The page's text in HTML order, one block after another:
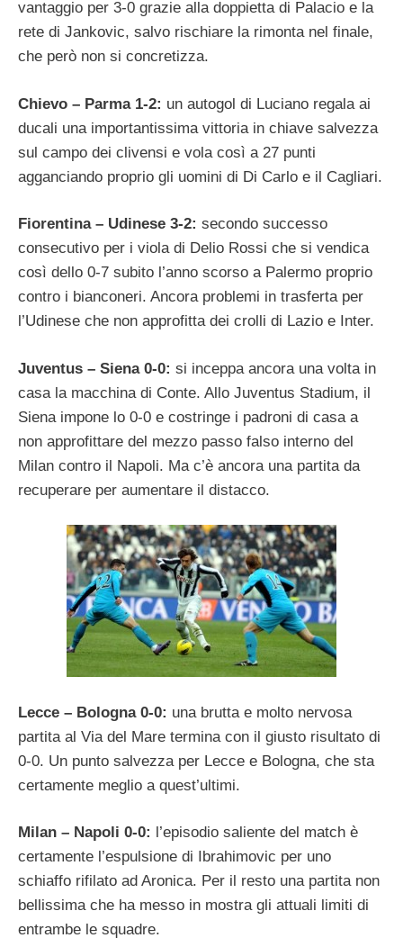
vantaggio per 3-0 grazie alla doppietta di Palacio e la
rete di Jankovic, salvo rischiare la rimonta nel finale,
che però non si concretizza.
Chievo – Parma 1-2: un autogol di Luciano regala ai
ducali una importantissima vittoria in chiave salvezza
sul campo dei clivensi e vola così a 27 punti
agganciando proprio gli uomini di Di Carlo e il Cagliari.
Fiorentina – Udinese 3-2: secondo successo
consecutivo per i viola di Delio Rossi che si vendica
così dello 0-7 subito l’anno scorso a Palermo proprio
contro i bianconeri. Ancora problemi in trasferta per
l’Udinese che non approfitta dei crolli di Lazio e Inter.
Juventus – Siena 0-0: si inceppa ancora una volta in
casa la macchina di Conte. Allo Juventus Stadium, il
Siena impone lo 0-0 e costringe i padroni di casa a
non approfittare del mezzo passo falso interno del
Milan contro il Napoli. Ma c’è ancora una partita da
recuperare per aumentare il distacco.
Lecce – Bologna 0-0: una brutta e molto nervosa
partita al Via del Mare termina con il giusto risultato di
0-0. Un punto salvezza per Lecce e Bologna, che sta
certamente meglio a quest’ultimi.
Milan – Napoli 0-0: l’episodio saliente del match è
certamente l’espulsione di Ibrahimovic per uno
schiaffo rifilato ad Aronica. Per il resto una partita non
bellissima che ha messo in mostra gli attuali limiti di
entrambe le squadre.